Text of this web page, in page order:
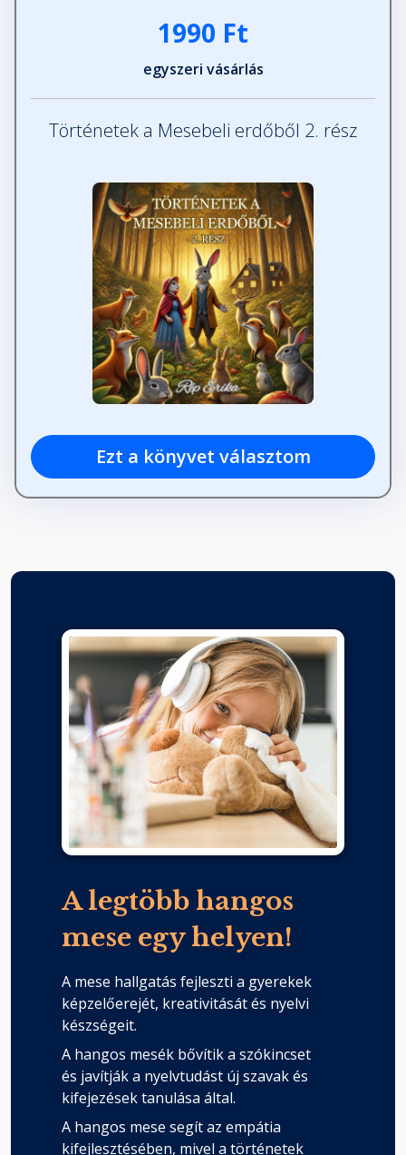
1990 Ft
egyszeri vásárlás
Történetek a Mesebeli erdőből 2. rész
Ezt a könyvet választom
A legtöbb hangos
mese egy helyen!
A mese hallgatás fejleszti a gyerekek
képzelőerejét, kreativitását és nyelvi
készségeit.
A hangos mesék bővítik a szókincset
és javítják a nyelvtudást új szavak és
kifejezések tanulása által.
A hangos mese segít az empátia
kifejlesztésében, mivel a történetek